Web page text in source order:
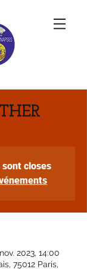
closes
2023, 14:00
75012 Paris,